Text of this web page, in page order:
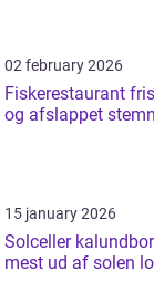
02 february 2026
Fiskerestaurant frisk fisk, havluft
og afslappet
15 january 2026
Solceller kalundborg sådan får
mest ud af solen